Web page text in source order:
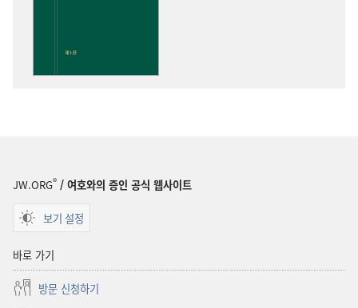
JW.ORG® / 여호와의 증인 공식 웹사이트
보기 설정
바로 가기
방문 신청하기